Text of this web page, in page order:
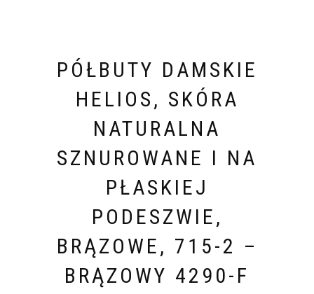
PÓŁBUTY DAMSKIE
HELIOS, SKÓRA
NATURALNA
SZNUROWANE I NA
PŁASKIEJ
PODESZWIE,
BRĄZOWE, 715-2 –
BRĄZOWY 4290-F